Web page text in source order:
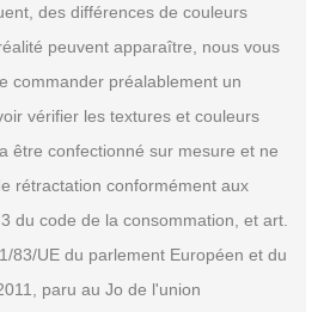
des différences de couleurs
peuvent apparaître, nous vous
commander préalablement un
vérifier les textures et couleurs
être confectionné sur mesure et ne
rétractation conformément aux
du code de la consommation, et art.
83/UE du parlement Européen et du
paru au Jo de l'union